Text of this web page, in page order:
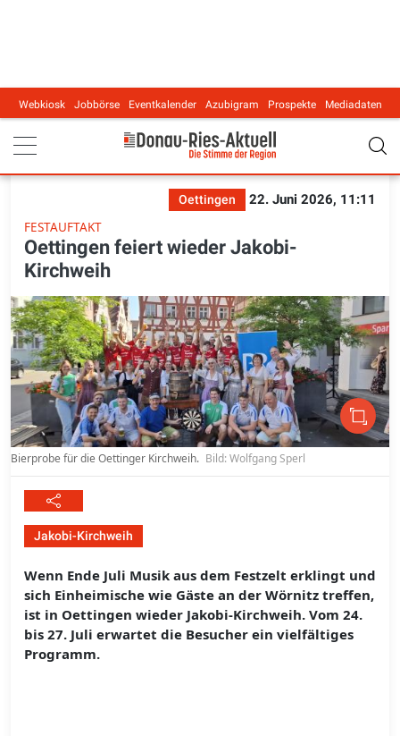
Main navigation
Webkiosk Jobbörse Eventkalender Azubigram Prospekte Mediadaten
Oettingen
22. Juni 2026, 11:11
FESTAUFTAKT
Oettingen feiert wieder Jakobi-
Kirchweih
Bierprobe für die Oettinger Kirchweih. Bild: Wolfgang Sperl
Jakobi-Kirchweih
Wenn Ende Juli Musik aus dem Festzelt erklingt und
sich Einheimische wie Gäste an der Wörnitz treffen,
ist in Oettingen wieder Jakobi-Kirchweih. Vom 24.
bis 27. Juli erwartet die Besucher ein vielfältiges
Programm.